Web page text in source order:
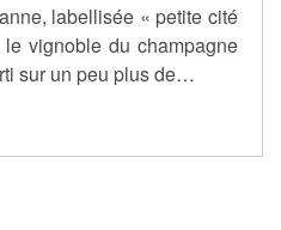
labellisée « petite cité
vignoble du champagne
sur un peu plus de…